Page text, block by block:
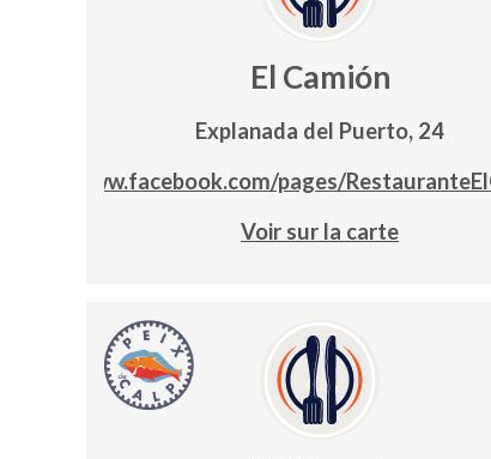
El Camión
Explanada del Puerto, 24
www.facebook.com/pages/
Voir sur la carte